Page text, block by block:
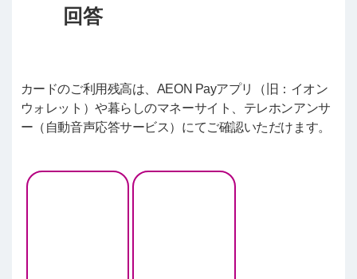
カードのご利用残高は、AEON Payアプリ（旧：イオン
ウォレット）や暮らしのマネーサイト、テレホンアンサ
ー（自動音声応答サービス）にてご確認いただけます。